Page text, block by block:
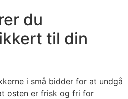
du
til din
i små bidder for at undgå
osten er frisk og fri for